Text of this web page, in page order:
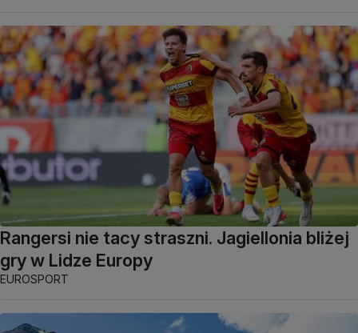
Rangersi nie tacy straszni. Jagiellonia bliżej
gry w Lidze Europy
EUROSPORT